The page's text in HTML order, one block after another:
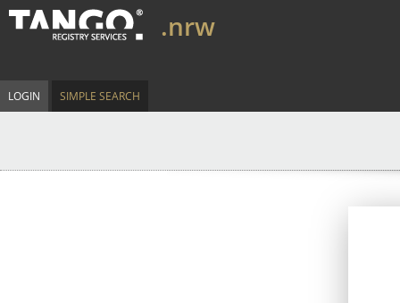
.nrw
LOGIN SIMPLE SEARCH